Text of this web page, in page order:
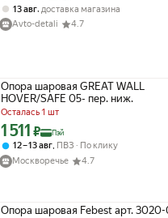
13 авг, доставка магазина
Avto-detali
4.7
Опора шаровая GREAT WALL
HOVER/SAFE 05- пер. ниж.
Осталась 1 шт
Цена с картой Яндекс Пэй 1511 ₽
1 511 ₽ Пэй
12 – 13 авг, ПВЗ
По клику
Москворечье
4.7
Опора шаровая Febest арт.